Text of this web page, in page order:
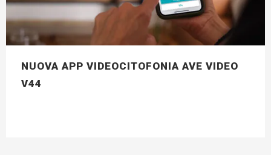
NUOVA APP VIDEOCITOFONIA AVE VIDEO
V44